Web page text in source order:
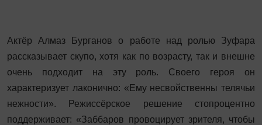
Актёр Алмаз Бурганов о работе над ролью Зуфара
рассказывает скупо, хотя как по возрасту, так и внешне
очень подходит на эту роль. Своего героя он
характеризует лаконично: «Ему несвойственны телячьи
нежности». Режиссёрское решение стопроцентно
поддерживает: «Заббаров провоцирует зрителя, чтобы